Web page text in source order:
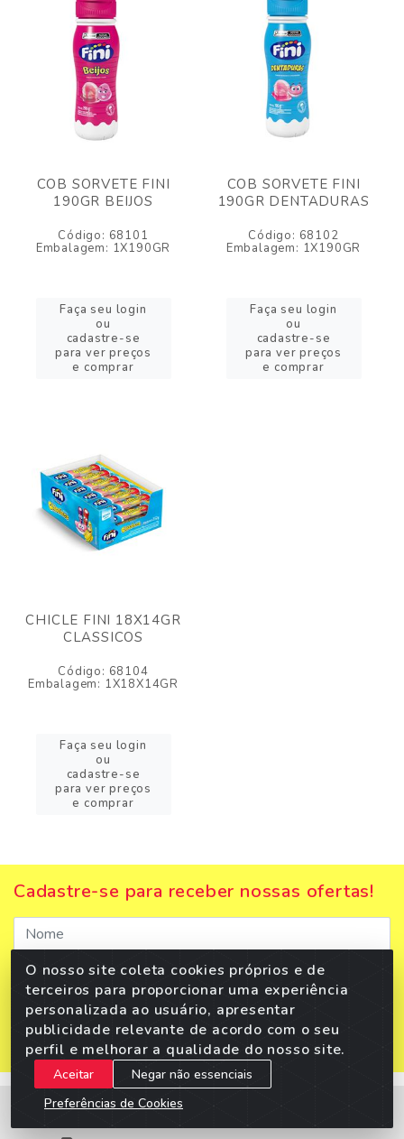
COB SORVETE FINI
190GR BEIJOS
Código: 68101
Embalagem: 1X190GR
Faça seu login
ou
cadastre-se
para ver preços
e comprar
COB SORVETE FINI
190GR DENTADURAS
Código: 68102
Embalagem: 1X190GR
Faça seu login
ou
cadastre-se
para ver preços
e comprar
CHICLE FINI 18X14GR
CLASSICOS
Código: 68104
Embalagem: 1X18X14GR
Faça seu login
ou
cadastre-se
para ver preços
e comprar
O nosso site coleta cookies próprios e de
terceiros para proporcionar uma experiência
personalizada ao usuário, apresentar
publicidade relevante de acordo com o seu
perfil e melhorar a qualidade do nosso site.
Aceitar
Negar não essenciais
Preferências de Cookies
Cadastre-se para receber nossas ofertas!
Meus Pedidos